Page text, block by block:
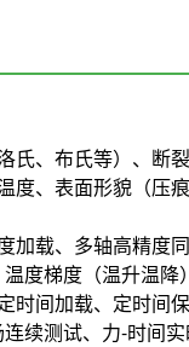
氏、布氏等）、断
度、表面形貌（压
加载、多轴高精度
度梯度（温升温降
时间加载、定时间
续测试、力-时间